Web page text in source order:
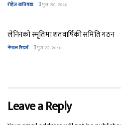
रोहेज खतिवडा पुस २४, २०८०
लेनिनको स्मृतिमा शतवार्षिकी समिति गठन
नेपाल रिडर्स पुस २२, २०८०
Leave a Reply